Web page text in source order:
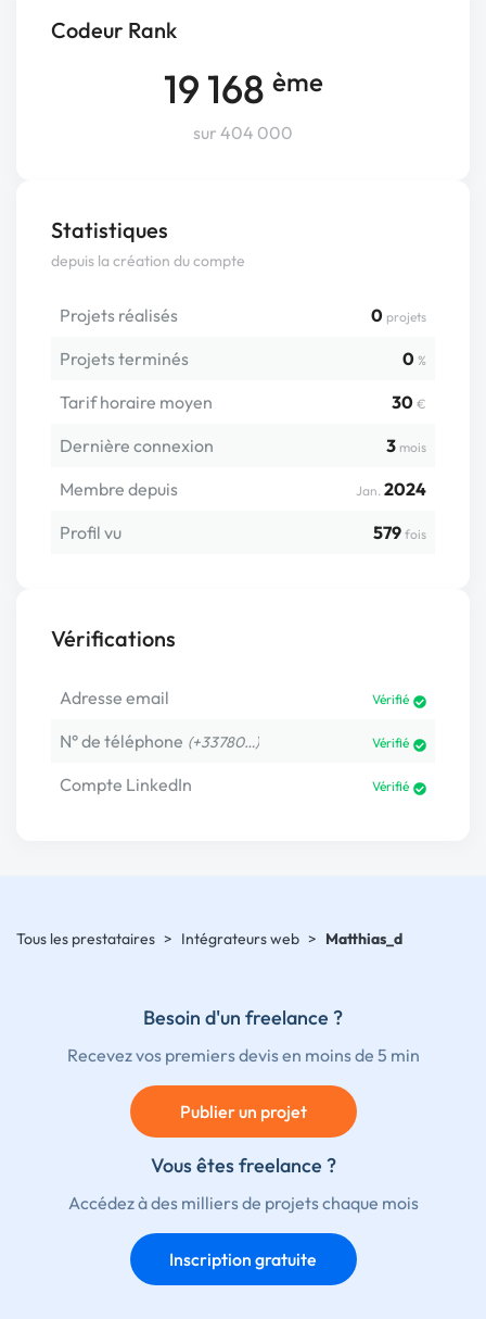
Codeur Rank
19 168 ème
sur 404 000
Statistiques
depuis la création du compte
Projets réalisés 0 projets
Projets terminés 0 %
Tarif horaire moyen 30 €
Dernière connexion 3 mois
Membre depuis Jan. 2024
Profil vu
579 fois
Vérifications
Adresse email Vérifié
N° de téléphone (+33780…) Vérifié
Compte LinkedIn Vérifié
Tous les prestataires > Intégrateurs web > Matthias_d
Besoin d'un freelance ?
Recevez vos premiers devis en moins de 5 min
Publier un projet
Vous êtes freelance ?
Accédez à des milliers de projets chaque mois
Inscription gratuite